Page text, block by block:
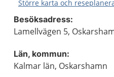
Större karta och
Besöksadress:
Lamellvägen 5,
Län, kommun:
Kalmar län, Oskarshamn